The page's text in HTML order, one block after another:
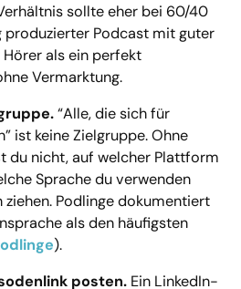
sollte eher bei 60/40
produzierter Podcast mit guter
als ein perfekt
Vermarktung.
“Alle, die sich für
ist keine Zielgruppe. Ohne
du nicht, auf welcher Plattform
Sprache du verwenden
ziehen. Podlinge dokumentiert
als den häufigsten
).
posten. Ein LinkedIn-